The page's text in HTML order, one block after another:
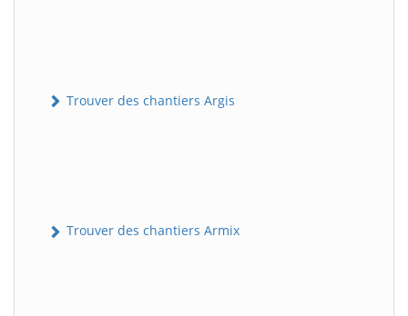
Trouver des chantiers Argis
Trouver des chantiers Armix